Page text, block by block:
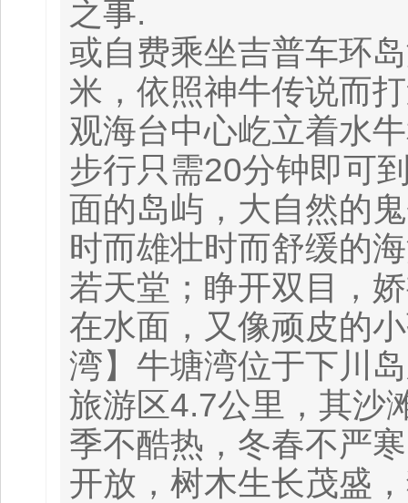
之事.
或自费乘坐吉普车环
米，依照神牛传说而
观海台中心屹立着水
步行只需20分钟即可
面的岛屿，大自然的
时而雄壮时而舒缓的
若天堂；睁开双目，
在水面，又像顽皮的
湾】牛塘湾位于下川
旅游区4.7公里，其沙
季不酷热，冬春不严
开放，树木生长茂盛